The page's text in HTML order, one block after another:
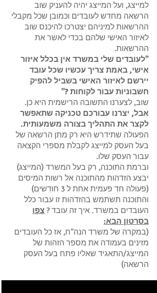
למייצג, ועל המייצג יהיה להעניק שוב
הרשאה מחדש לעובדים וכמובן שכל מקבלי
ההרשאות למיניהם יצטרכו להיכנס שוב
לאיזור האישי שלהם בכדי לאשר את
ההרשאות.
"לעובדים שלי במשרד אין בכלל איזור
אישי, באמת צריך עכשיו שכל עובד
יירשם לאיזור האישי בשביל להפיק
חשבוניות עבור לקוחות ?"
שוב, לצערנו התשובה הרישמית היא כן.
אבל, יצרנו עבורכם טכניקה שתאפשר
לקצר את התהליך בצורה משמעותית.
הפעולה שתידרש היא רק מתן הרשאה של
בעל העסק למייצג לקבלת מספרי הקצאה
עבור העסק שלו.
וברמת התוכנה, רק בעל המשרד (המייצג)
יבצע הזדהות מהתוכנה אל רשות המיסים
(פעולה חד פעמית אחת ל 3 חודשים)
והתוכנה תשתמש בהזדהות זו עבור כלל
העובדים במשרד. איך זה עובד ? צפו
בסרטון הבא:
(במקרה של משרד הנה"ח, אז כל העובדים
מזינים בעמודה את מספר הזהות של
המייצג/התאגיד שאליו פתח בעל העסק
הרשאה)